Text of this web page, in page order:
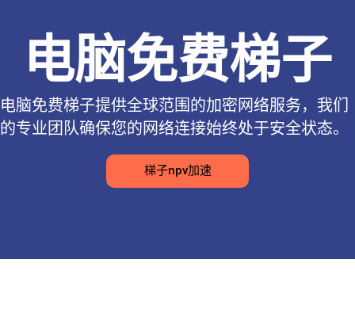
电脑免费梯子
电脑免费梯子提供全球范围的加密网络服务，我们
的专业团队确保您的网络连接始终处于安全状态。
梯子npv加速